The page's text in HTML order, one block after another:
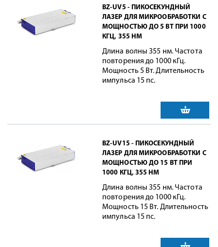
BZ-UV5 - ПИКОСЕКУНДНЫЙ
ЛАЗЕР ДЛЯ МИКРООБРАБОТКИ С
МОЩНОСТЬЮ ДО 5 ВТ ПРИ 1000
КГЦ, 355 НМ
Длина волны 355 нм. Частота
повторения до 1000 кГц.
Мощность 5 Вт. Длительность
импульса 15 пс.
BZ-UV15 - ПИКОСЕКУНДНЫЙ
ЛАЗЕР ДЛЯ МИКРООБРАБОТКИ С
МОЩНОСТЬЮ ДО 15 ВТ ПРИ
1000 КГЦ, 355 НМ
Длина волны 355 нм. Частота
повторения до 1000 кГц.
Мощность 15 Вт. Длительность
импульса 15 пс.